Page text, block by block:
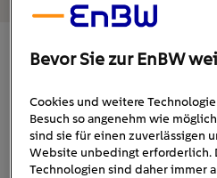
Bevor Sie zur EnBW
Cookies und weitere
Besuch so angenehm wie
sind sie für einen zuverlässigen
Website unbedingt erforderlich.
Technologien sind daher immer